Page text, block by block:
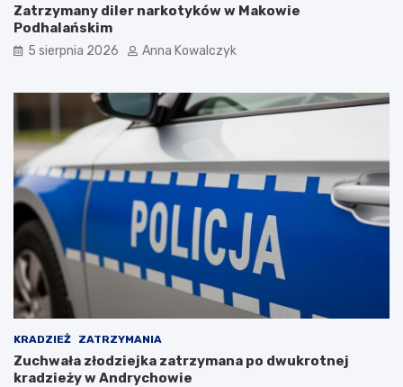
t
d
o
a
l
n
o
ś
i
p
o
p
a
n
d
e
m
a
h
o
n
c
i
e
Zatrzymany diler narkotyków w Makowie
Podhalańskim
5 sierpnia 2026 Anna Kowalczyk
KRADZIEŻ ZATRZYMANIA
Zuchwała złodziejka zatrzymana po dwukrotnej
kradzieży w Andrychowie